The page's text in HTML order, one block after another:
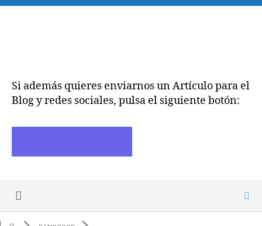
Si además quieres enviarnos un Artículo para el
Blog y redes sociales, pulsa el siguiente botón: